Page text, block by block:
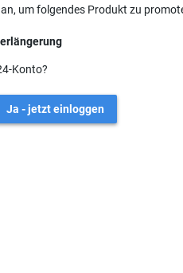
um folgendes Produkt zu
Konto?
Ja - jetzt einloggen